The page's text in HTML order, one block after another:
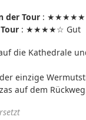
der Tour : ★★★★★
: ★★★★☆ Gut
die Kathedrale
einzige
auf dem